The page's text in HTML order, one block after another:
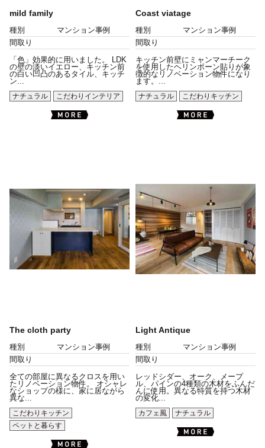
mild family
種別
マンション事例
間取り
「色」効果的に用いました。 LDK
の壁の淡いイエロー、キッチン前
の白い凹凸のあるタイル、キッチ
ン...
ナチュラル
こだわりインテリア
Coast viatage
種別
マンション事例
間取り
キッチン前壁にミャンマーチーク
を使用したヘリンボーン貼りが象
徴的なリノベーション物件になり
ます。...
ナチュラル
こだわりキッチン
The cloth party
種別
マンション事例
間取り
全ての部屋に異なるクロスを用い
たリノベーション物件。 オシャレ
なショップの様に、家に居ながら
異な...
こだわりキッチン
ペットと暮らす
Light Antique
種別
マンション事例
間取り
レッドシダー、オーク、メープ
ル、パインの4種類の木材をふんだ
んに使用。異なる特質を持つ木材
の変化...
カフェ風
ナチュラル